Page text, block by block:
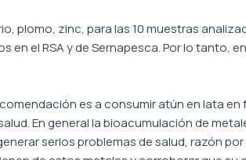
plomo, zinc, para las 10 muestras
el RSA y de Sernapesca. Por lo tanto,
es a consumir atún en lata en
En general la bioacumulación de
serios problemas de salud, razón